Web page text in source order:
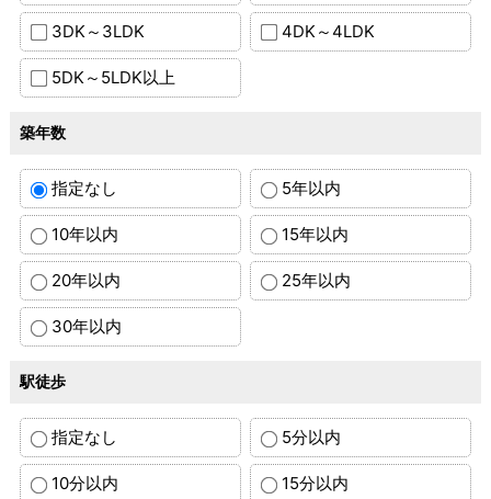
3DK～3LDK 4DK～4LDK
5DK～5LDK以上
築年数
指定なし 5年以内
10年以内 15年以内
20年以内 25年以内
30年以内
駅徒歩
指定なし 5分以内
10分以内 15分以内